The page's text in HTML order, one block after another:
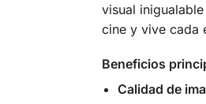
visual
cine y vive cada
Beneficios
Calidad de